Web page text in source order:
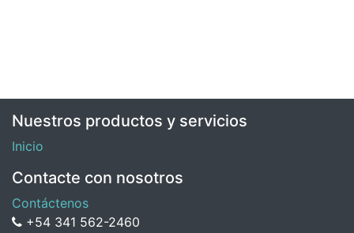
Nuestros productos y servicios
Inicio
Contacte con nosotros
Contáctenos
+54 341 562-2460